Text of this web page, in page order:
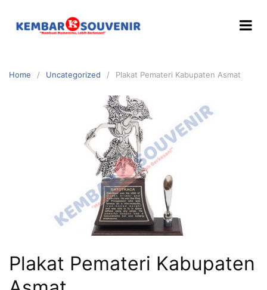
Home Uncategorized Plakat Pemateri Kabupaten Asmat
Plakat Pemateri Kabupaten